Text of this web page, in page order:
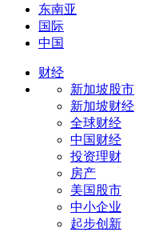
东南亚
国际
中国
财经
新加坡股市
新加坡财经
全球财经
中国财经
投资理财
房产
美国股市
中小企业
起步创新